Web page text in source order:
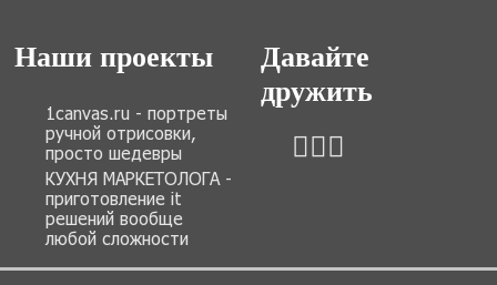
Наши проекты
1canvas.ru - портреты
ручной отрисовки,
просто шедевры
КУХНЯ МАРКЕТОЛОГА -
приготовление it
решений вообще
любой сложности
Давайте
дружить